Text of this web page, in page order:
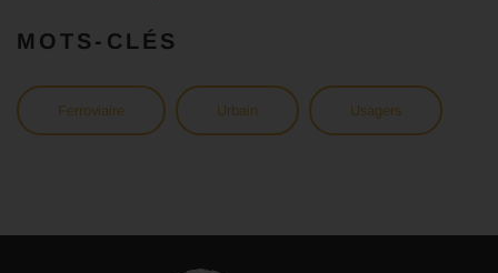
MOTS-CLÉS
Ferroviaire Urbain Usagers